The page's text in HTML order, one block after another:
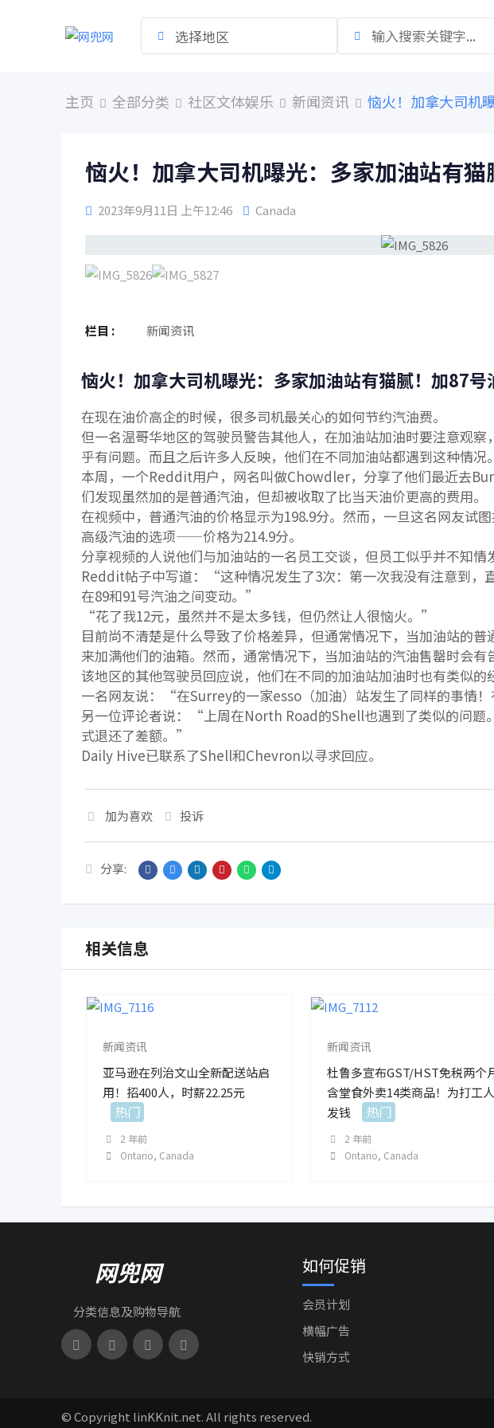
选择地区
主页 全部分类 社区文体娱乐 新闻资讯 恼火！加拿大司机
恼火！加拿大司机曝光：多家加油站有猫
2023年9月11日 上午12:46 Canada
栏目 : 新闻资讯
恼火！加拿大司机曝光：多家加油站有猫腻！加87号
在现在油价高企的时候，很多司机最关心的如何节约汽油费。
但一名温哥华地区的驾驶员警告其他人，在加油站加油时要注意观
乎有问题。而且之后许多人反映，他们在不同加油站都遇到这种情况。
本周，一个Reddit用户，网名叫做Chowdler，分享了他们最近去
们发现虽然加的是普通汽油，但却被收取了比当天油价更高的费用。
在视频中，普通汽油的价格显示为198.9分。然而，一旦这名网友试
高级汽油的选项——价格为214.9分。
分享视频的人说他们与加油站的一名员工交谈，但员工似乎并不知情
Reddit帖子中写道：“这种情况发生了3次：第一次我没有注意到，
在89和91号汽油之间变动。”
“花了我12元，虽然并不是太多钱，但仍然让人很恼火。”
目前尚不清楚是什么导致了价格差异，但通常情况下，当加油站的
来加满他们的油箱。然而，通常情况下，当加油站的汽油售罄时会有
该地区的其他驾驶员回应说，他们在不同的加油站加油时也有类似的
一名网友说：“在Surrey的一家esso（加油）站发生了同样的事情
另一位评论者说：“上周在North Road的Shell也遇到了类似的问题
式退还了差额。”
Daily Hive已联系了Shell和Chevron以寻求回应。
加为喜欢 投诉
分享:
相关信息
新闻资讯
亚马逊在列治文山全新配送站启
用！招400人，时薪22.25元
热门
2 年前
Ontario, Canada
新闻资讯
杜鲁多宣布GST/HST免税两个
含堂食外卖14类商品！为打工人
发钱
热门
2 年前
Ontario, Canada
网兜网
分类信息及购物导航
如何促销
会员计划
横幅广告
快销方式
© Copyright linKKnit.net. All rights reserved.